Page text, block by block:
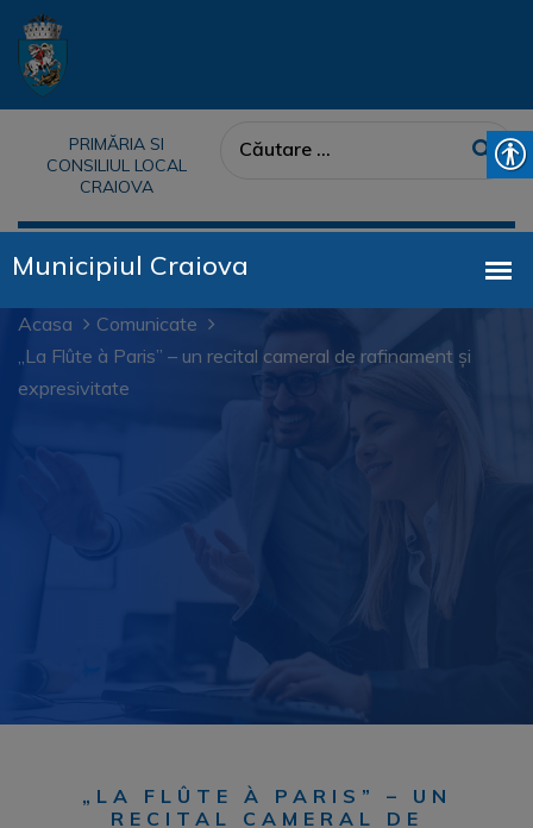
PRIMĂRIA SI
CONSILIUL LOCAL
CRAIOVA
Acasa
Comunicate
„La Flûte à Paris” – un recital cameral de rafinament și
expresivitate
„LA FLÛTE À PARIS” – UN
RECITAL CAMERAL DE